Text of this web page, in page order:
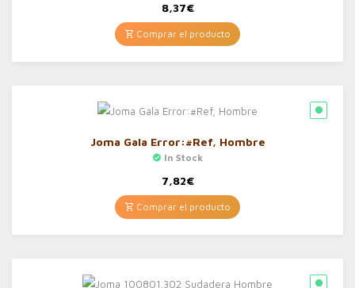
8,37€
Comprar el producto
Joma Gala Error:#Ref, Hombre
In Stock
7,82€
Comprar el producto